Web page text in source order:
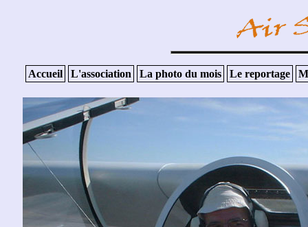
Accueil L'association La photo du mois Le reportage